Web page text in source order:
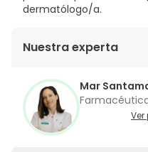
dermatólogo/a.
Nuestra experta
Mar
Ver